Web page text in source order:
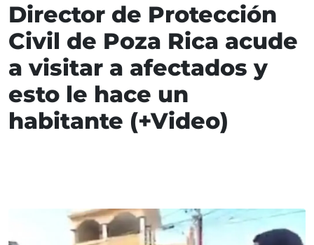
Director de Protección
Civil de Poza Rica acude
a visitar a afectados y
esto le hace un
habitante (+Video)